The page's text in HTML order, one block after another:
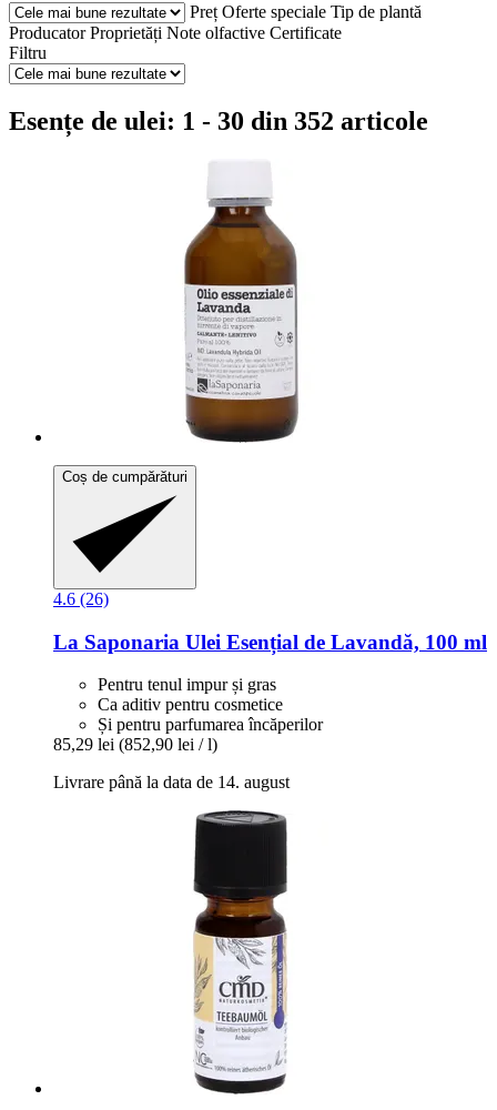
Preț Oferte speciale Tip de plantă
Producator Proprietăți Note olfactive Certificate
Filtru
Esențe de ulei: 1 - 30 din 352 articole
Coș de cumpărături
4.6 (26)
La Saponaria Ulei Esențial de Lavandă, 100 ml
Pentru tenul impur și gras
Ca aditiv pentru cosmetice
Și pentru parfumarea încăperilor
85,29 lei (852,90 lei / l)
Livrare până la data de 14. august